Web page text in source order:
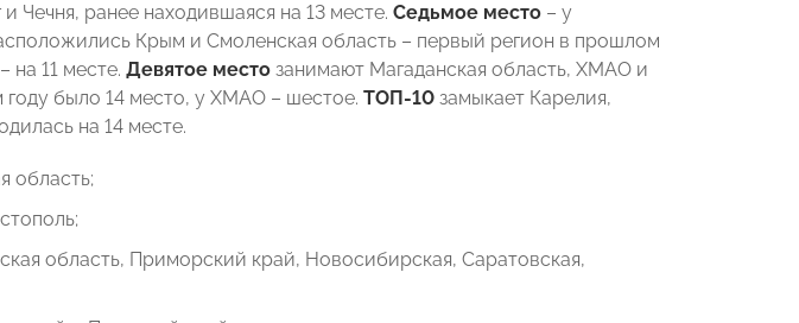
Чечня, ранее находившаяся на 13 месте. Седьмое место – у
Крым и Смоленская область – первый регион в прошлом
на 11 месте. Девятое место занимают Магаданская область, ХМАО и
было 14 место, у ХМАО – шестое. ТОП-10 замыкает Карелия,
на 14 месте.
область;
область, Приморский край, Новосибирская, Саратовская,